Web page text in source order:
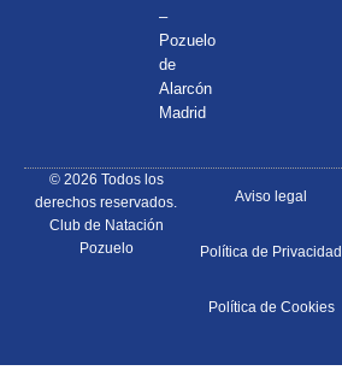
–
Pozuelo
de
Alarcón
Madrid
© 2026 Todos los
derechos reservados.
Club de Natación
Pozuelo
Aviso legal
Política de Privacidad
Política de Cookies